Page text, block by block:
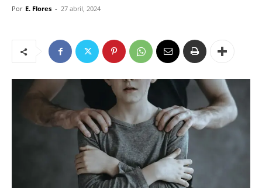
Por E. Flores - 27 abril, 2024